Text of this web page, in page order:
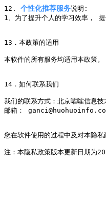
12. 个性化推荐服务说明:
1、为了提升个人的学习效率，
13．本政策的适用
本软件的所有服务均适用本政策。
14．如何联系我们
我们的联系方式：北京嚯嚯信息技
邮箱：
您在软件使用的过程中及对本隐
注：本隐私政策版本更新日期为